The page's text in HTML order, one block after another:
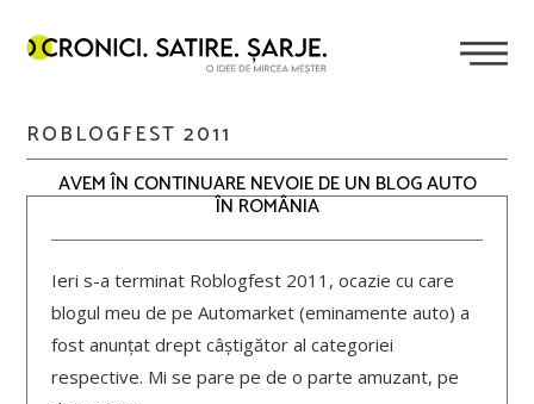
ROBLOGFEST 2011
AVEM ÎN CONTINUARE NEVOIE DE UN BLOG AUTO
ÎN ROMÂNIA
Ieri s-a terminat Roblogfest 2011, ocazie cu care
blogul meu de pe Automarket (eminamente auto) a
fost anunțat drept câștigător al categoriei
respective. Mi se pare pe de o parte amuzant, pe